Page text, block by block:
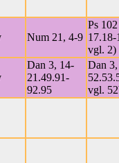
Num 21, 4-9
Ps
vgl. 2)
Dan 3, 14-
21.49.91-
92.95
Dan 3,
vgl.